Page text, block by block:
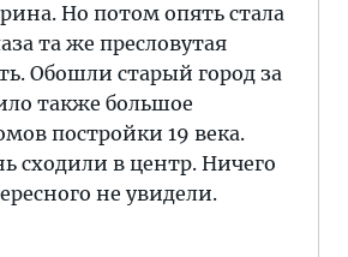
Но потом опять стала
та же пресловутая
Обошли старый город за
также большое
постройки 19 века.
сходили в центр. Ничего
не увидели.